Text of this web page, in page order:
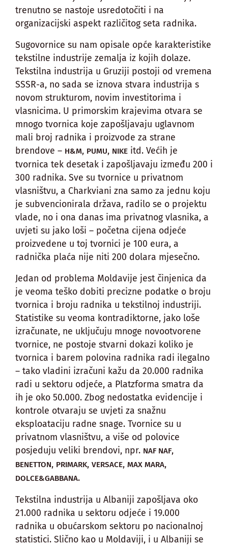
trenutno se nastoje usredotočiti i na
organizacijski aspekt različitog seta radnika.
Sugovornice su nam opisale opće karakteristike
tekstilne industrije zemalja iz kojih dolaze.
Tekstilna industrija u Gruziji postoji od vremena
SSSR-a, no sada se iznova stvara industrija s
novom strukturom, novim investitorima i
vlasnicima. U primorskim krajevima otvara se
mnogo tvornica koje zapošljavaju uglavnom
mali broj radnika i proizvode za strane
brendove – H&M, PUMU, NIKE itd. Većih je
tvornica tek desetak i zapošljavaju između 200 i
300 radnika. Sve su tvornice u privatnom
vlasništvu, a Charkviani zna samo za jednu koju
je subvencionirala država, radilo se o projektu
vlade, no i ona danas ima privatnog vlasnika, a
uvjeti su jako loši – početna cijena odjeće
proizvedene u toj tvornici je 100 eura, a
radnička plaća nije niti 200 dolara mjesečno.
Jedan od problema Moldavije jest činjenica da
je veoma teško dobiti precizne podatke o broju
tvornica i broju radnika u tekstilnoj industriji.
Statistike su veoma kontradiktorne, jako loše
izračunate, ne uključuju mnoge novootvorene
tvornice, ne postoje stvarni dokazi koliko je
tvornica i barem polovina radnika radi ilegalno
– tako vladini izračuni kažu da 20.000 radnika
radi u sektoru odjeće, a Platzforma smatra da
ih je oko 50.000. Zbog nedostatka evidencije i
kontrole otvaraju se uvjeti za snažnu
eksploataciju radne snage. Tvornice su u
privatnom vlasništvu, a više od polovice
posjeduju veliki brendovi, npr. NAF NAF,
BENETTON, PRIMARK, VERSACE, MAX MARA,
DOLCE&GABBANA.
Tekstilna industrija u Albaniji zapošljava oko
21.000 radnika u sektoru odjeće i 19.000
radnika u obućarskom sektoru po nacionalnoj
statistici. Slično kao u Moldaviji, i u Albaniji se